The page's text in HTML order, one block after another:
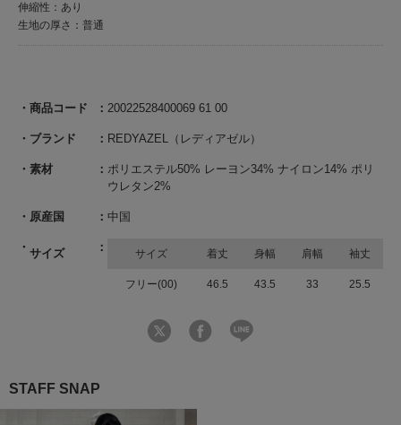
商品コード 20022528400069 61 00
ブランド REDYAZEL（レディアゼル）
素材
ポリエステル50% レーヨン34% ナイロン14% ポリ
ウレタン2%
原産国 中国
サイズ サイズ 着丈 身幅 肩幅 袖丈
フリー(00) 46.5 43.5 33 25.5
STAFF SNAP
伸縮性：あり
生地の厚さ：普通